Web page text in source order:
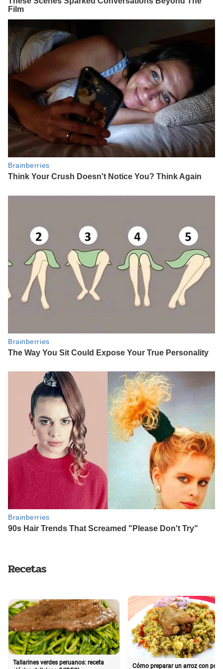
Recetas
Tallarines verdes peruanos: receta
Cómo preparar un arroz con pollo